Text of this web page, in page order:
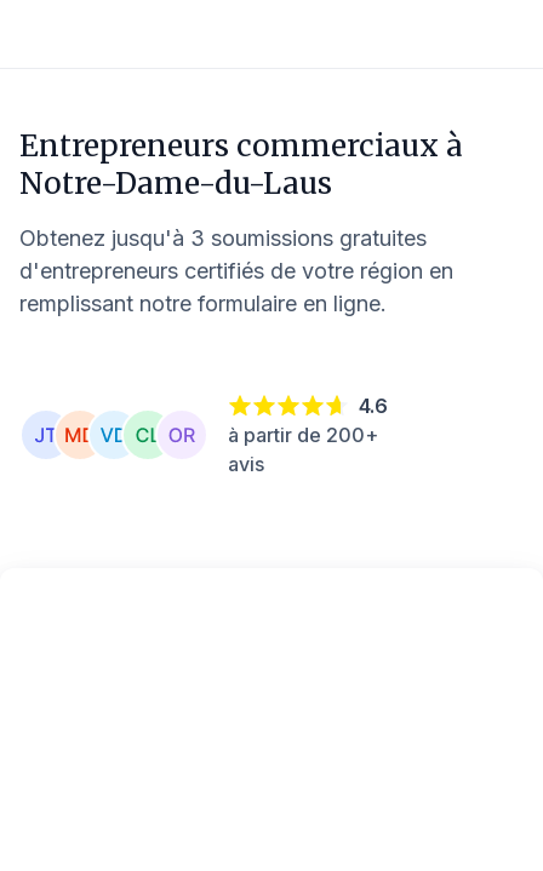
Entrepreneurs commerciaux à
Notre-Dame-du-Laus
Obtenez jusqu'à 3 soumissions gratuites
d'entrepreneurs certifiés de votre région en
remplissant notre formulaire en ligne.
4.6
à partir de 200+
avis